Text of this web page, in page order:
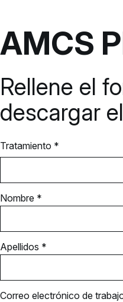
AMCS
Rellene el
descargar
Tratamiento *
Nombre *
Apellidos *
Correo electrónico de